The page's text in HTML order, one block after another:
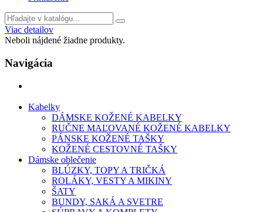
Viac detailov
Neboli nájdené žiadne produkty.
Navigácia
Kabelky
DÁMSKE KOŽENÉ KABELKY
RUČNE MAĽOVANÉ KOŽENÉ KABELKY
PÁNSKE KOŽENÉ TAŠKY
KOŽENÉ CESTOVNÉ TAŠKY
Dámske oblečenie
BLÚZKY, TOPY A TRIČKÁ
ROLÁKY, VESTY A MIKINY
ŠATY
BUNDY, SAKÁ A SVETRE